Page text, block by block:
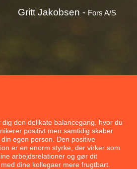
Gritt Jakobsen - Fors A/S
den delikate balancegang, hvor du
positivt men samtidig skaber
egen person. Den positive
er en enorm styrke, der virker som
arbejdsrelationer og gør dit
dine kollegaer mere frugtbart.